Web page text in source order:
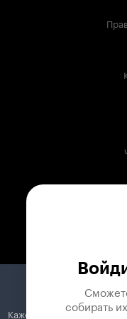
собирать
Кажется, вы используете